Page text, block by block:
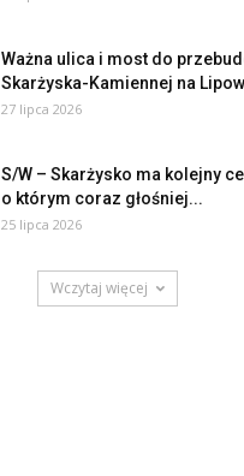
Ważna ulica i most do
Skarżyska-Kamiennej na
27 lipca 2026
S/W – Skarżysko ma kolejny
o którym coraz głośniej...
25 lipca 2026
Wczytaj więcej